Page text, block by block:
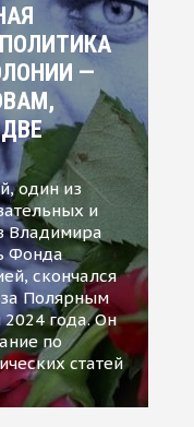
—
один из
и
Владимира
Фонда
скончался
Полярным
года. Он
по
статей